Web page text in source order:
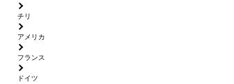
チリ
アメリカ
フランス
ドイツ